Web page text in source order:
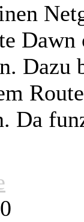
Dazu
Da